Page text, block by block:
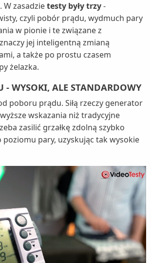
W zasadzietesty były trzy-
czyli pobór prądu, wydmuch pary
w pionie i te związane z
jej inteligentną zmianą
a także po prostu czasem
żelazka.
- WYSOKI, ALE STANDARDOWY
poboru prądu. Siłą rzeczy generator
wskazania niż tradycyjne
zasilić grzałkę zdolną szybko
poziomu pary, uzyskując tak wysokie